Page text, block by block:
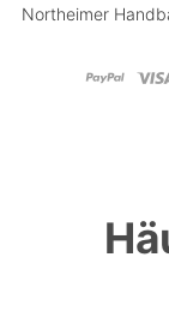
Northeimer